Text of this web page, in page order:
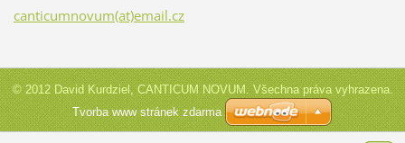
canticumnovum(at)email.cz
© 2012 David Kurdziel, CANTICUM NOVUM. Všechna práva vyhrazena.
Tvorba www stránek zdarma